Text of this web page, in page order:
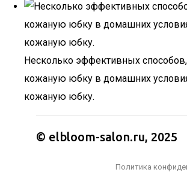
Несколько эффективных способов,
кожаную юбку в домашних
кожаную юбку.
© elbloom-salon.ru, 2025
Политика